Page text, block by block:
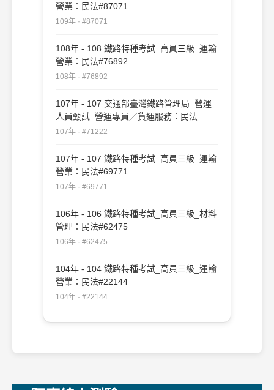
營業：民法#87071
109年 · #87071
108年 - 108 鐵路特種考試_高員三級_運輸
營業：民法#76892
108年 · #76892
107年 - 107 交通部臺灣鐵路管理局_營運
人員甄試_營運專員／貨運服務：民法
#71222
107年 · #71222
107年 - 107 鐵路特種考試_高員三級_運輸
營業：民法#69771
107年 · #69771
106年 - 106 鐵路特種考試_高員三級_材料
管理：民法#62475
106年 · #62475
104年 - 104 鐵路特種考試_高員三級_運輸
營業：民法#22144
104年 · #22144